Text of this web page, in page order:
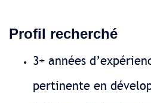
Profil recherché
3+ années
pertinente en